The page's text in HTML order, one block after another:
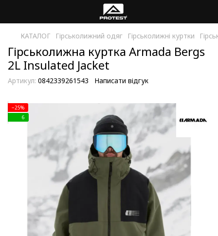
КАТАЛОГ Гірськолижний одяг Гірськолижні куртки
Гірськолижна куртка Armada Bergs
2L Insulated Jacket
Артикул: 0842339261543 Написати відгук
−25%
6